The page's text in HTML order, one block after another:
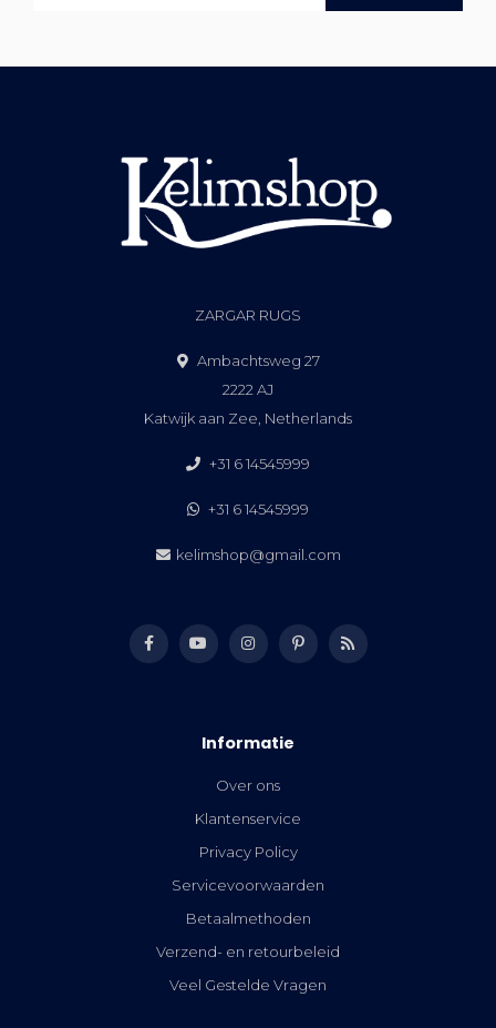
ZARGAR RUGS
Ambachtsweg 27
2222 AJ
Katwijk aan Zee, Netherlands
+31 6 14545999
+31 6 14545999
kelimshop@gmail.com
Informatie
Over ons
Klantenservice
Privacy Policy
Servicevoorwaarden
Betaalmethoden
Verzend- en retourbeleid
Veel Gestelde Vragen